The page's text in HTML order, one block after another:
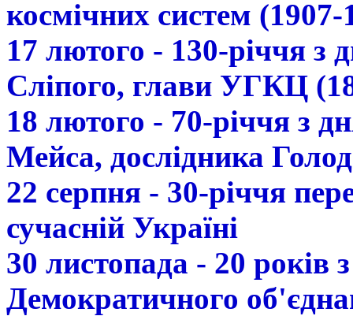
космічних систем (1907-
17 лютого - 130-річчя з
Сліпого, глави УГКЦ
18 лютого - 70-річчя з
Мейса, дослідника
22 серпня - 30-річчя
сучасній Україні
30 листопада - 20 років
Демократичного